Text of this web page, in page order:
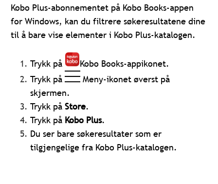
Kobo Plus-abonnementet på Kobo Books-appen
for Windows, kan du filtrere søkeresultatene dine
til å bare vise elementer i Kobo Plus-katalogen.
Trykk på
Kobo Books-appikonet.
Trykk på
Meny-ikonet øverst på
skjermen.
Trykk påStore.
Trykk på Kobo Plus.
Du ser bare søkeresultater som er
tilgjengelige fra Kobo Plus-katalogen.